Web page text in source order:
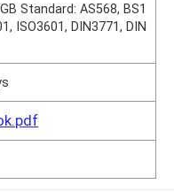
Standard: AS568, BS1
ISO3601, DIN3771, DIN